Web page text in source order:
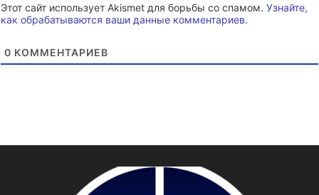
Этот сайт использует Akismet для борьбы со спамом. Узнайте,
как обрабатываются ваши данные комментариев.
0 КОММЕНТАРИЕВ